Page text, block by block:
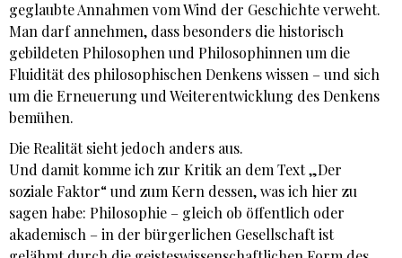
geglaubte Annahmen vom Wind der Geschichte verweht.
Man darf annehmen, dass besonders die historisch
gebildeten Philosophen und Philosophinnen um die
Fluidität des philosophischen Denkens wissen – und sich
um die Erneuerung und Weiterentwicklung des Denkens
bemühen.
Die Realität sieht jedoch anders aus.
Und damit komme ich zur Kritik an dem Text „Der
soziale Faktor“ und zum Kern dessen, was ich hier zu
sagen habe: Philosophie – gleich ob öffentlich oder
akademisch – in der bürgerlichen Gesellschaft ist